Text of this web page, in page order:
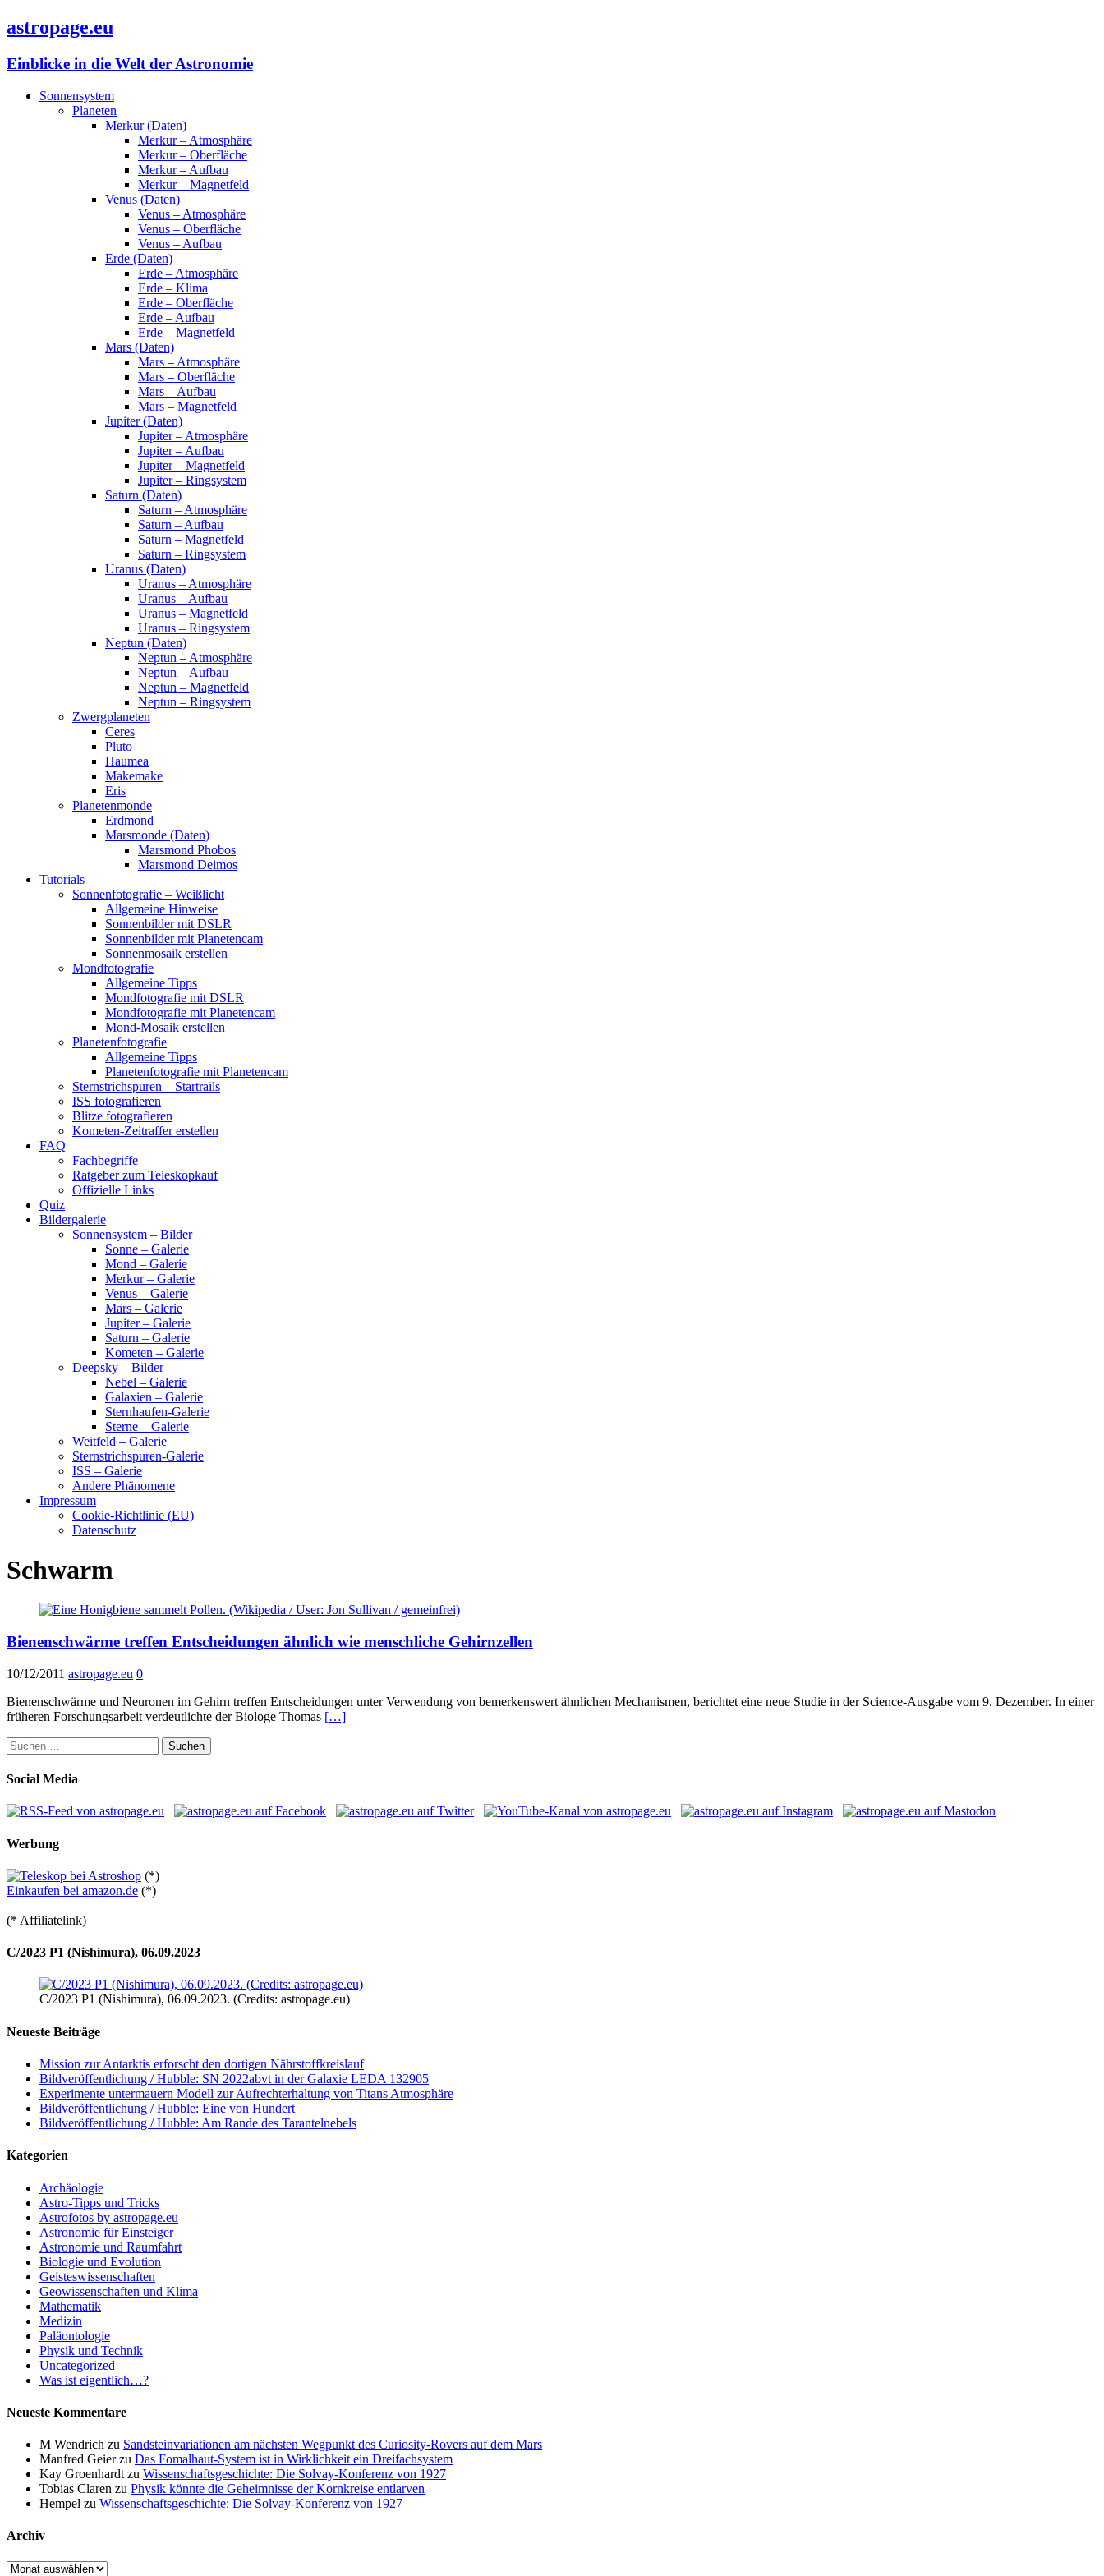
astropage.eu
Einblicke in die Welt der Astronomie
Sonnensystem
Planeten
Merkur (Daten)
Merkur – Atmosphäre
Merkur – Oberfläche
Merkur – Aufbau
Merkur – Magnetfeld
Venus (Daten)
Venus – Atmosphäre
Venus – Oberfläche
Venus – Aufbau
Erde (Daten)
Erde – Atmosphäre
Erde – Klima
Erde – Oberfläche
Erde – Aufbau
Erde – Magnetfeld
Mars (Daten)
Mars – Atmosphäre
Mars – Oberfläche
Mars – Aufbau
Mars – Magnetfeld
Jupiter (Daten)
Jupiter – Atmosphäre
Jupiter – Aufbau
Jupiter – Magnetfeld
Jupiter – Ringsystem
Saturn (Daten)
Saturn – Atmosphäre
Saturn – Aufbau
Saturn – Magnetfeld
Saturn – Ringsystem
Uranus (Daten)
Uranus – Atmosphäre
Uranus – Aufbau
Uranus – Magnetfeld
Uranus – Ringsystem
Neptun (Daten)
Neptun – Atmosphäre
Neptun – Aufbau
Neptun – Magnetfeld
Neptun – Ringsystem
Zwergplaneten
Ceres
Pluto
Haumea
Makemake
Eris
Planetenmonde
Erdmond
Marsmonde (Daten)
Marsmond Phobos
Marsmond Deimos
Tutorials
Sonnenfotografie – Weißlicht
Allgemeine Hinweise
Sonnenbilder mit DSLR
Sonnenbilder mit Planetencam
Sonnenmosaik erstellen
Mondfotografie
Allgemeine Tipps
Mondfotografie mit DSLR
Mondfotografie mit Planetencam
Mond-Mosaik erstellen
Planetenfotografie
Allgemeine Tipps
Planetenfotografie mit Planetencam
Sternstrichspuren – Startrails
ISS fotografieren
Blitze fotografieren
Kometen-Zeitraffer erstellen
FAQ
Fachbegriffe
Ratgeber zum Teleskopkauf
Offizielle Links
Quiz
Bildergalerie
Sonnensystem – Bilder
Sonne – Galerie
Mond – Galerie
Merkur – Galerie
Venus – Galerie
Mars – Galerie
Jupiter – Galerie
Saturn – Galerie
Kometen – Galerie
Deepsky – Bilder
Nebel – Galerie
Galaxien – Galerie
Sternhaufen-Galerie
Sterne – Galerie
Weitfeld – Galerie
Sternstrichspuren-Galerie
ISS – Galerie
Andere Phänomene
Impressum
Cookie-Richtlinie (EU)
Datenschutz
Schwarm
Bienenschwärme treffen Entscheidungen ähnlich wie menschliche Gehirnzellen
10/12/2011 astropage.eu 0
Bienenschwärme und Neuronen im Gehirn treffen Entscheidungen unter Verwendung von bemerkenswert ähnlichen Mechanismen, berichtet eine neue Studie in der Science-Ausgabe vom 9. Dezember. In einer
früheren Forschungsarbeit verdeutlichte der Biologe Thomas […]
Suchen
nach:
Social Media
Werbung
(*)
Einkaufen bei amazon.de (*)
(* Affiliatelink)
C/2023 P1 (Nishimura), 06.09.2023
C/2023 P1 (Nishimura), 06.09.2023. (Credits: astropage.eu)
Neueste Beiträge
Mission zur Antarktis erforscht den dortigen Nährstoffkreislauf
Bildveröffentlichung / Hubble: SN 2022abvt in der Galaxie LEDA 132905
Experimente untermauern Modell zur Aufrechterhaltung von Titans Atmosphäre
Bildveröffentlichung / Hubble: Eine von Hundert
Bildveröffentlichung / Hubble: Am Rande des Tarantelnebels
Kategorien
Archäologie
Astro-Tipps und Tricks
Astrofotos by astropage.eu
Astronomie für Einsteiger
Astronomie und Raumfahrt
Biologie und Evolution
Geisteswissenschaften
Geowissenschaften und Klima
Mathematik
Medizin
Paläontologie
Physik und Technik
Uncategorized
Was ist eigentlich…?
Neueste Kommentare
M Wendrich zu Sandsteinvariationen am nächsten Wegpunkt des Curiosity-Rovers auf dem Mars
Manfred Geierzu Das Fomalhaut-System ist in Wirklichkeit ein Dreifachsystem
Kay Groenhardt zu Wissenschaftsgeschichte: Die Solvay-Konferenz von 1927
Tobias Claren zu Physik könnte die Geheimnisse der Kornkreise entlarven
Hempel zu Wissenschaftsgeschichte: Die Solvay-Konferenz von 1927
Archiv
Archiv